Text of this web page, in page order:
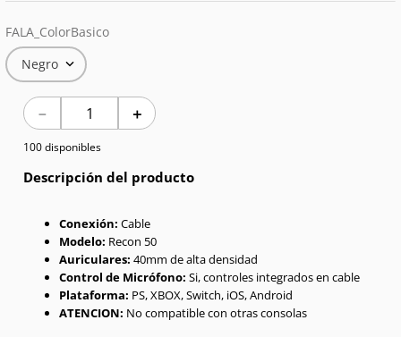
FALA_ColorBasico
Negro
＋
－
100 disponibles
Descripción del producto
Conexión: Cable
Modelo: Recon 50
Auriculares: 40mm de alta densidad
Control de Micrófono: Si, controles integrados en cable
Plataforma: PS, XBOX, Switch, iOS, Android
ATENCION: No compatible con otras consolas
Iphone 15 Pro Max
9.
Iphone 17
10. Audífonos